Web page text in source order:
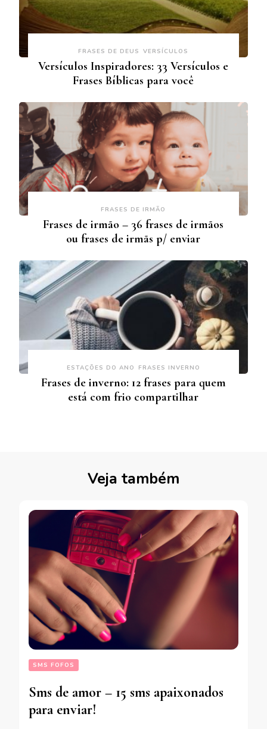
FRASES DE DEUS VERSÍCULOS
Versículos Inspiradores: 33 Versículos e
Frases Bíblicas para você
FRASES DE IRMÃO
Frases de irmão – 36 frases de irmãos
ou frases de irmãs p/ enviar
ESTAÇÕES DO ANO FRASES INVERNO
Frases de inverno: 12 frases para quem
está com frio compartilhar
Veja também
SMS FOFOS
Sms de amor – 15 sms apaixonados
para enviar!